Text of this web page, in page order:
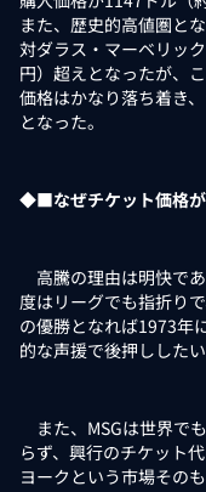
また、歴史的高値圏と
対ダラス・マーベリッ
円）超えとなったが、
価格はかなり落ち着き
となった。
◆■なぜチケット価格
高騰の理由は明快で
度はリーグでも指折り
の優勝となれば1973年
的な声援で後押しした
また、MSGは世界で
らず、興行のチケット
ヨークという市場その